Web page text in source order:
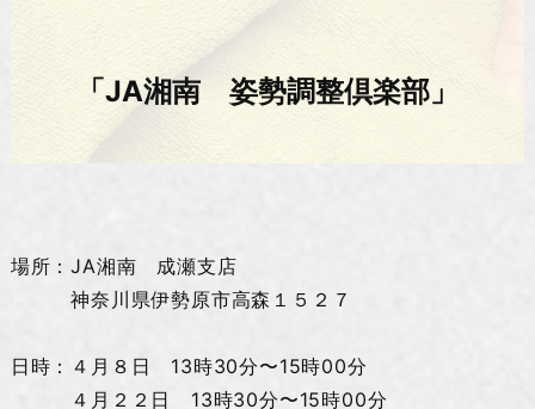
「JA湘南 姿勢調整倶楽部」
場所：JA湘南 成瀬支店
神奈川県伊勢原市高森１５２７
日時：４月８日 13時30分〜15時00分
４月２２日 13時30分〜15時00分